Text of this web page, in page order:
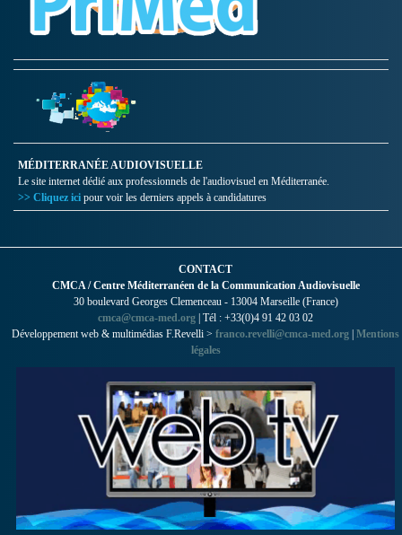
MÉDITERRANÉE AUDIOVISUELLE
Le site internet dédié aux professionnels de l'audiovisuel en Méditerranée.
>> Cliquez ici pour voir les derniers appels à candidatures
CONTACT
CMCA / Centre Méditerranéen de la Communication Audiovisuelle
30 boulevard Georges Clemenceau - 13004 Marseille (France)
cmca@cmca-med.org | Tél : +33(0)4 91 42 03 02
Développement web & multimédias F.Revelli > franco.revelli@cmca-med.org | Mentions
légales